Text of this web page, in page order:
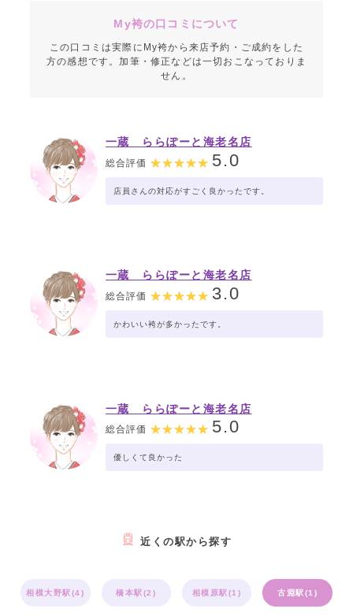
My袴の口コミについて
この口コミは実際にMy袴から来店予約・ご成約をした
方の感想です。加筆・修正などは一切おこなっておりま
せん。
一蔵 ららぽーと海老名店
総合評価 5.0
店員さんの対応がすごく良かったです。
一蔵 ららぽーと海老名店
総合評価 3.0
かわいい袴が多かったです。
一蔵 ららぽーと海老名店
総合評価 5.0
優しくて良かった
近くの駅から探す
相模大野駅(4) 橋本駅(2) 相模原駅(1) 古淵駅(1)